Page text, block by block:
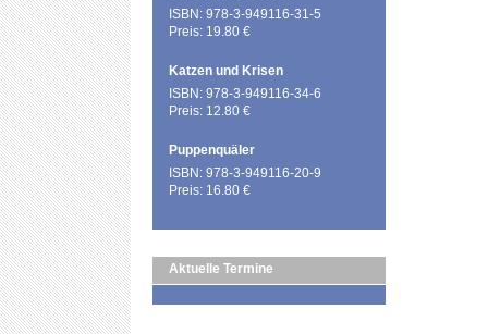
ISBN: 978-3-949116-31-5
Preis: 19.80 €
Katzen und Krisen
ISBN: 978-3-949116-34-6
Preis: 12.80 €
Puppenquäler
ISBN: 978-3-949116-20-9
Preis: 16.80 €
Aktuelle Termine